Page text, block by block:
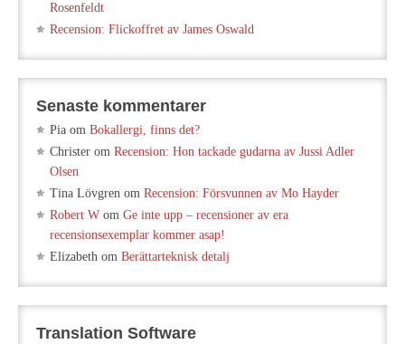
Rosenfeldt
Recension: Flickoffret av James Oswald
Senaste kommentarer
Pia om Bokallergi, finns det?
Christer om Recension: Hon tackade gudarna av Jussi Adler
Olsen
Tina Lövgren om Recension: Försvunnen av Mo Hayder
Robert W om Ge inte upp – recensioner av era
recensionsexemplar kommer asap!
Elizabeth om Berättarteknisk detalj
Translation Software